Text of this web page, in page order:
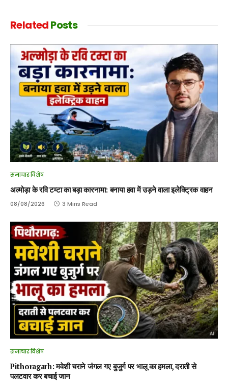
RelatedPosts
समाचार विशेष
अल्मोड़ा के रवि टम्टा का बड़ा कारनामा: बनाया हवा में उड़ने वाला इलेक्ट्रिक वाहन
08/08/2026 3 Mins Read
समाचार विशेष
Pithoragarh: मवेशी चराने जंगल गए बुजुर्ग पर भालू का हमला, दराती से
पलटवार कर बचाई जान